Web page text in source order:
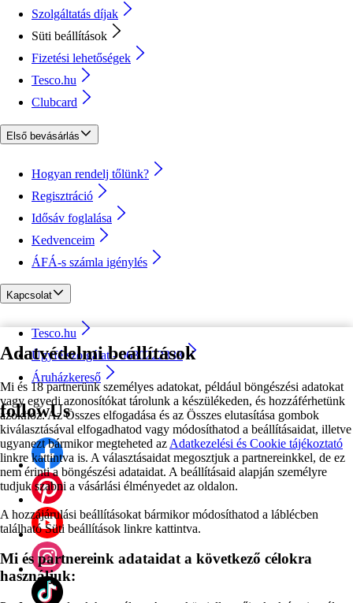
Adatvédelmi beállítások
Mi és 18 partnerünk személyes adatokat, például böngészési adatokat
vagy egyedi azonosítókat tárolunk a készülékeden, és hozzáférhetünk
azokhoz. Az Összes elfogadása és az Összes elutasítása gombok
kiválasztásával elfogadhatod vagy módosíthatod a beállításaidat, illetve
ugyanezt bármikor megteheted az Adatkezelési és Cookie tájékoztató
linkre kattintva is. A választásaidat megosztjuk a partnereinkkel, de ez
nem érinti a böngészési adataidat. A beállításaid alapján személyre
tudjuk szabni a vásárlási élményedet az oldalon.
A hozzájárulási beállításokat bármikor módosíthatod a láblécben
található Süti beállítások linkre kattintva.
Mi és partnereink adataidat a következő célokra
használjuk:
Szolgáltatás díjak
Süti beállítások
Fizetési lehetőségek
Tesco.hu
Clubcard
Első bevásárlás
Hogyan rendelj tőlünk?
Regisztráció
Idősáv foglalása
Kedvenceim
ÁFÁ-s számla igénylés
Kapcsolat
Tesco.hu
Ügyfélszolgálat - 0680222333
Áruházkereső
followUs